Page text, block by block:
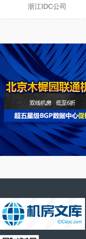
浙江IDC公司